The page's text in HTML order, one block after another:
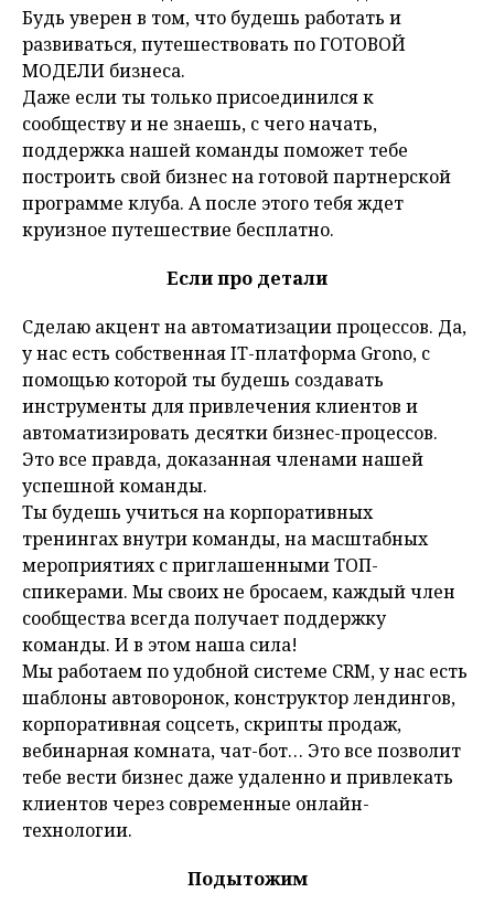
Будь уверен в том, что будешь работать и
развиваться, путешествовать по ГОТОВОЙ
МОДЕЛИ бизнеса.
Даже если ты только присоединился к
сообществу и не знаешь, с чего начать,
поддержка нашей команды поможет тебе
построить свой бизнес на готовой партнерской
программе клуба. А после этого тебя ждет
круизное путешествие бесплатно.
Если про детали
Сделаю акцент на автоматизации процессов. Да,
у нас есть собственная IT-платформа Grono, с
помощью которой ты будешь создавать
инструменты для привлечения клиентов и
автоматизировать десятки бизнес-процессов.
Это все правда, доказанная членами нашей
успешной команды.
Ты будешь учиться на корпоративных
тренингах внутри команды, на масштабных
мероприятиях с приглашенными ТОП-
спикерами. Мы своих не бросаем, каждый член
сообщества всегда получает поддержку
команды. И в этом наша сила!
Мы работаем по удобной системе CRM, у нас есть
шаблоны автоворонок, конструктор лендингов,
корпоративная соцсеть, скрипты продаж,
вебинарная комната, чат-бот… Это все позволит
тебе вести бизнес даже удаленно и привлекать
клиентов через современные онлайн-
технологии.
Подытожим